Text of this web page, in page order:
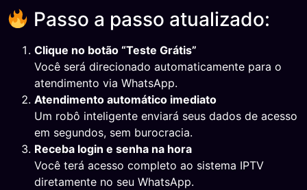
Passo a passo atualizado:
Clique no botão “Teste Grátis”
Você será direcionado automaticamente para o
atendimento via WhatsApp.
Atendimento automático imediato
Um robô inteligente enviará seus dados de acesso
em segundos, sem burocracia.
Receba login e senha na hora
Você terá acesso completo ao sistema IPTV
diretamente no seu WhatsApp.